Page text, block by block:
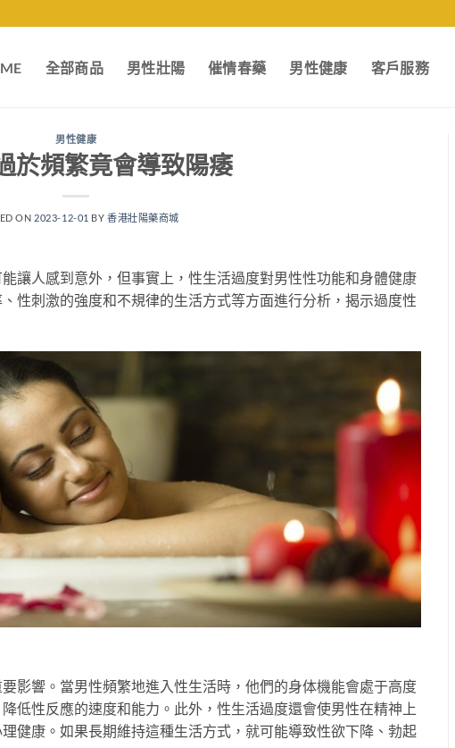
全部商品 男性壯陽 催情春藥 男性健康 客戶服務
男性健康
於頻繁竟會導致陽痿
ON 2023-12-01 BY香港壯陽藥商城
讓人感到意外，但事實上，性生活過度對男性性功能和身體健康
性刺激的強度和不規律的生活方式等方面進行分析，揭示過度性
影響。當男性頻繁地進入性生活時，他們的身体機能會處于高度
低性反應的速度和能力。此外，性生活過度還會使男性在精神上
健康。如果長期維持這種生活方式，就可能導致性欲下降、勃起